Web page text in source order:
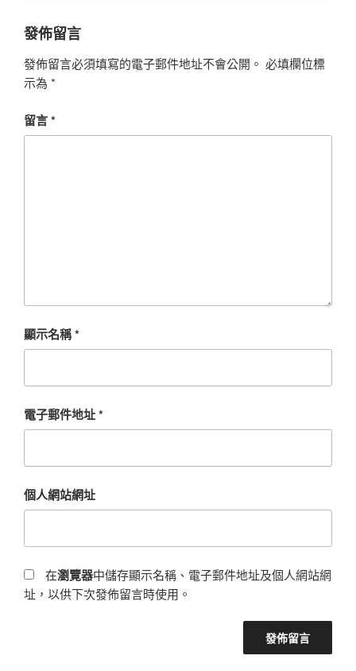
發佈留言
發佈留言必須填寫的電子郵件地址不會公開。 必填欄位標
示為 *
留言*
顯示名稱*
電子郵件地址*
個人網站網址
在瀏覽器中儲存顯示名稱、電子郵件地址及個人網站網
址，以供下次發佈留言時使用。